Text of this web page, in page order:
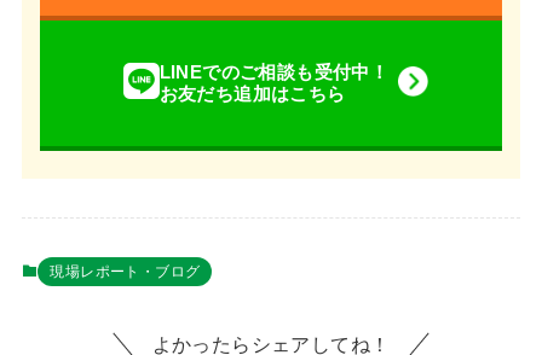
LINEでのご相談も受付中！
お友だち追加はこちら
現場レポート・ブログ
よかったらシェアしてね！